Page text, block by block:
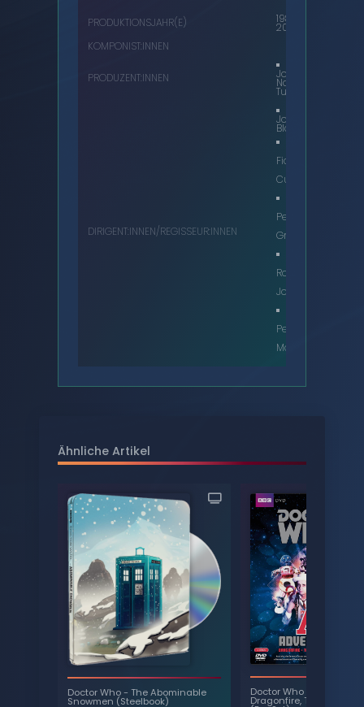
PRODUKTIONSJAHR(E) 1982,
2021
KOMPONIST:INNEN
PRODUZENT:INNEN John
Nathan-
Turner
DIRIGENT:INNEN/REGISSEUR:INNEN
John
Black
Fiona
Cumming
Peter
Grimwade
Ron
Jones
Peter
Moffatt
Ähnliche Artikel
Doctor Who-The Abominable
Snowmen (Steelbook)
Doctor Who-
Dragonfire, The